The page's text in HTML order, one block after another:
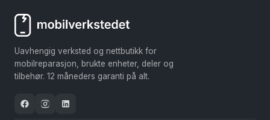
kan
produktsiden
Uavhengig verksted og nettbutikk for
mobilreparasjon, brukte enheter, deler og
tilbehør. 12 måneders garanti på alt.